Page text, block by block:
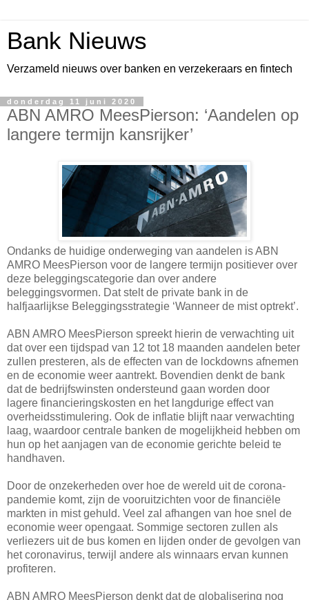
Bank Nieuws
Verzameld nieuws over banken en verzekeraars en fintech
donderdag 11 juni 2020
ABN AMRO MeesPierson: ‘Aandelen op
langere termijn kansrijker’
Ondanks de huidige onderweging van aandelen is ABN
AMRO MeesPierson voor de langere termijn positiever over
deze beleggingscategorie dan over andere
beleggingsvormen. Dat stelt de private bank in de
halfjaarlijkse Beleggingsstrategie ‘Wanneer de mist optrekt’.
ABN AMRO MeesPierson spreekt hierin de verwachting uit
dat over een tijdspad van 12 tot 18 maanden aandelen beter
zullen presteren, als de effecten van de lockdowns afnemen
en de economie weer aantrekt. Bovendien denkt de bank
dat de bedrijfswinsten ondersteund gaan worden door
lagere financieringskosten en het langdurige effect van
overheidsstimulering. Ook de inflatie blijft naar verwachting
laag, waardoor centrale banken de mogelijkheid hebben om
hun op het aanjagen van de economie gerichte beleid te
handhaven.
Door de onzekerheden over hoe de wereld uit de corona-
pandemie komt, zijn de vooruitzichten voor de financiële
markten in mist gehuld. Veel zal afhangen van hoe snel de
economie weer opengaat. Sommige sectoren zullen als
verliezers uit de bus komen en lijden onder de gevolgen van
het coronavirus, terwijl andere als winnaars ervan kunnen
profiteren.
ABN AMRO MeesPierson denkt dat de globalisering nog